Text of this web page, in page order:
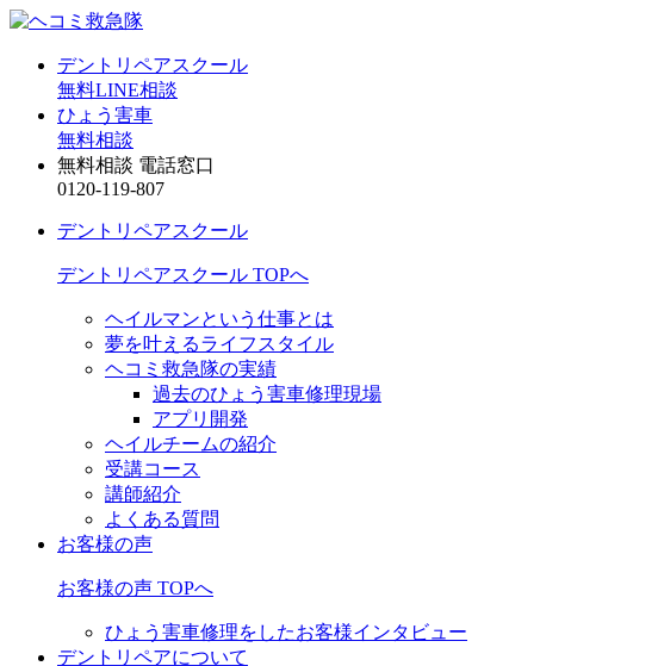
デントリペアスクール
無料LINE相談
ひょう害車
無料相談
無料相談 電話窓口
0120-119-807
デントリペアスクール
デントリペアスクール TOPへ
ヘイルマンという仕事とは
夢を叶えるライフスタイル
ヘコミ救急隊の実績
過去のひょう害車修理現場
アプリ開発
ヘイルチームの紹介
受講コース
講師紹介
よくある質問
お客様の声
お客様の声 TOPへ
ひょう害車修理をしたお客様インタビュー
デントリペアについて